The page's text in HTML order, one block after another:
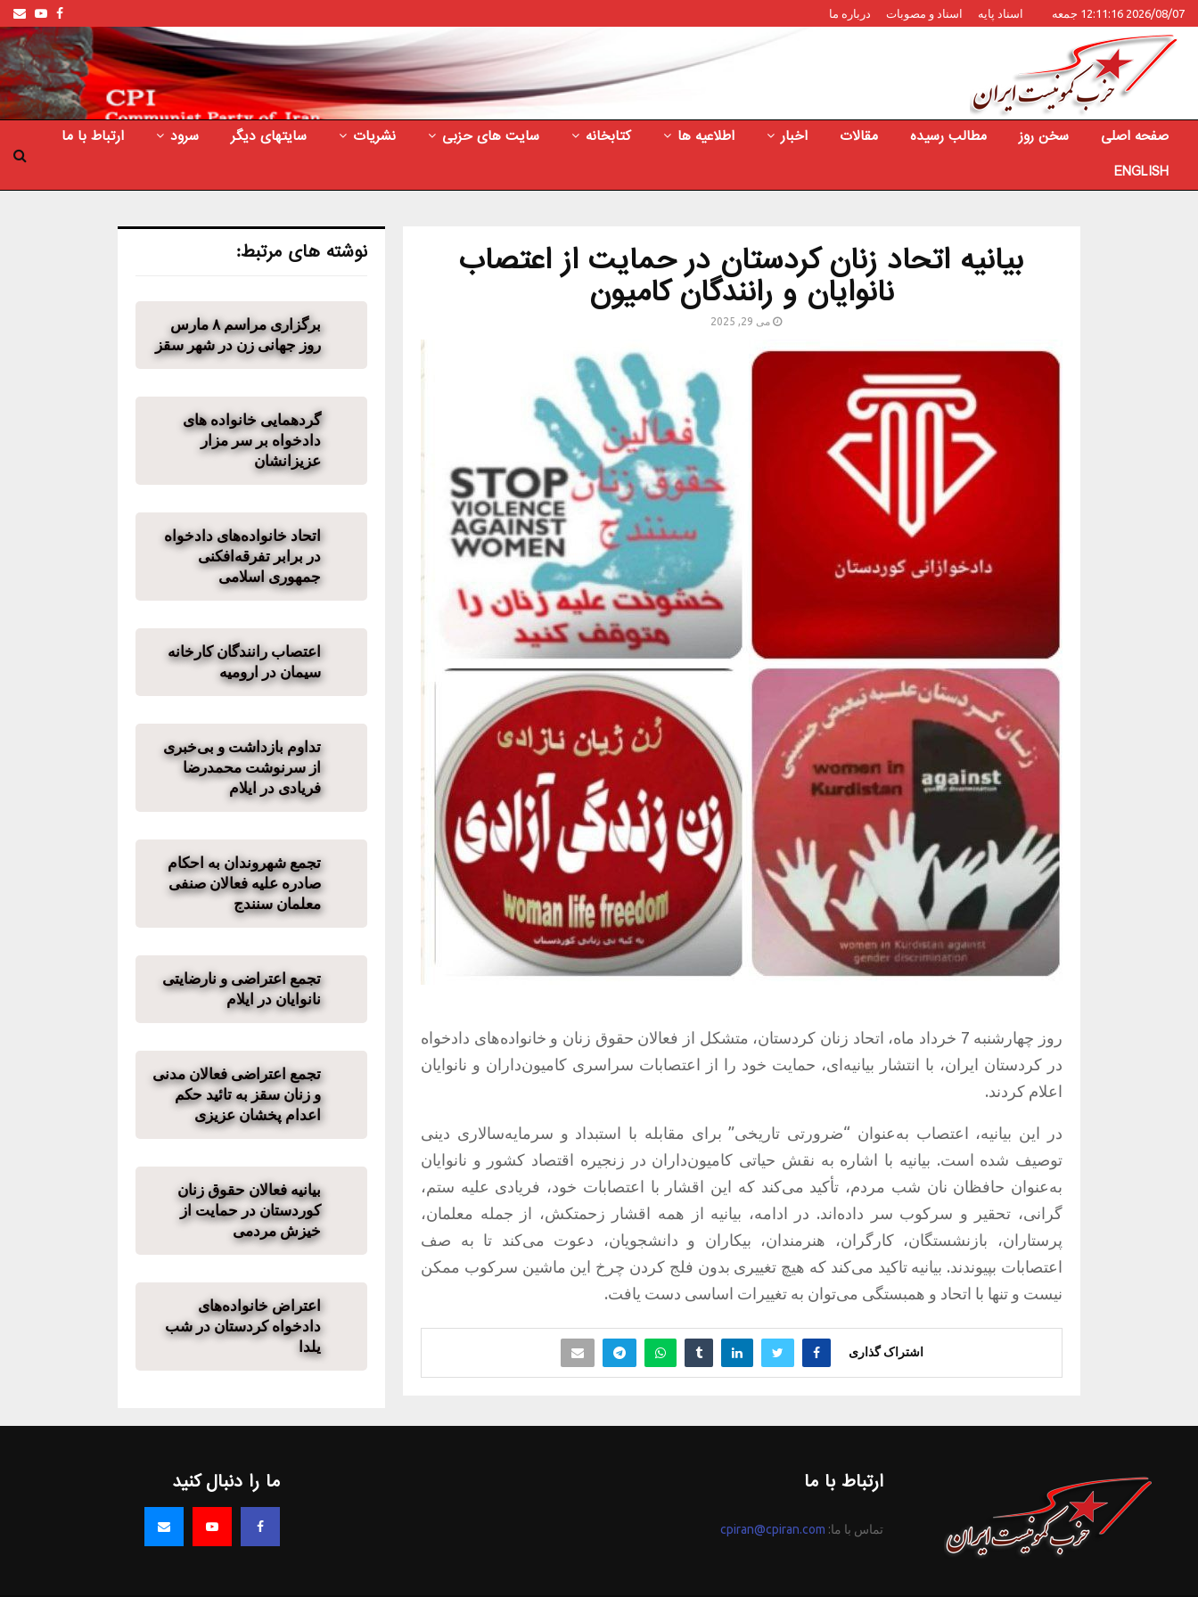
2026/08/07 12:11:16 جمعه اسناد پایه اسناد و مصوبات درباره ما Facebook
صفحه اصلی سخن روز مطالب رسیده مقالات اخبار اطلاعیه ها کتابخانه سایت های حزبی نشریات سایتهای دیگر سرود
ارتباط با ما
ENGLISH
بیانیه اتحاد زنان کردستان در حمایت از اعتصاب
نانوایان و رانندگان کامیون
می 29, 2025
روز چهارشنبه 7 خرداد ماه، اتحاد زنان کردستان، متشکل از فعالان حقوق زنان و خانواده‌های دادخواه
در کردستان ایران، با انتشار بیانیه‌ای، حمایت خود را از اعتصابات سراسری کامیون‌داران و نانوایان
اعلام کردند.
در این بیانیه، اعتصاب به‌عنوان “ضرورتی تاریخی” برای مقابله با استبداد و سرمایه‌سالاری دینی
توصیف شده است. بیانیه با اشاره به نقش حیاتی کامیون‌داران در زنجیره اقتصاد کشور و نانوایان
به‌عنوان حافظان نان شب مردم، تأکید می‌کند که این اقشار با اعتصابات خود، فریادی علیه ستم،
گرانی، تحقیر و سرکوب سر داده‌اند. در ادامه، بیانیه از همه اقشار زحمتکش، از جمله معلمان،
پرستاران، بازنشستگان، کارگران، هنرمندان، بیکاران و دانشجویان، دعوت می‌کند تا به صف
اعتصابات بپیوندند. بیانیه تاکید می‌کند که هیچ تغییری بدون فلج کردن چرخ این ماشین سرکوب ممکن
نیست و تنها با اتحاد و همبستگی می‌توان به تغییرات اساسی دست یافت.
اشتراک گذاری
نوشته های مرتبط:
برگزاری مراسم ٨ مارس
روز جهانی زن در شهر سقز
گردهمایی خانواده های
دادخواه بر سر مزار
عزیزانشان
اتحاد خانواده‌های دادخواه
در برابر تفرقه‌افکنی
جمهوری اسلامی
اعتصاب رانندگان کارخانه
سیمان در ارومیه
تداوم بازداشت و بی‌خبری
از سرنوشت محمدرضا
فریادی در ایلام
تجمع شهروندان به احکام
صادره علیه فعالان صنفی
معلمان سنندج
تجمع اعتراضی و نارضایتی
نانوایان در ایلام
تجمع اعتراضی فعالان مدنی
و زنان سقز به تائید حکم
اعدام پخشان عزیزی‌
بیانیه فعالان حقوق زنان
کوردستان در حمایت از
خیزش مردمی
اعتراض خانواده‌های
دادخواه کردستان در شب
یلدا
ارتباط با ما
تماس با ما: cpiran@cpiran.com
ما را دنبال کنید